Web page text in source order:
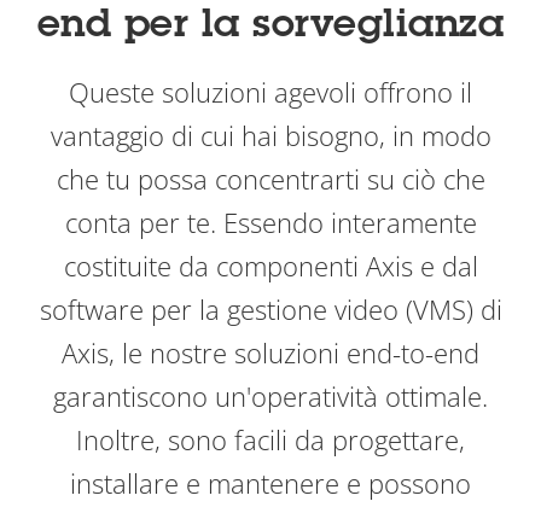
end per la sorveglianza
Queste soluzioni agevoli offrono il
vantaggio di cui hai bisogno, in modo
che tu possa concentrarti su ciò che
conta per te. Essendo interamente
costituite da componenti Axis e dal
software per la gestione video (VMS) di
Axis, le nostre soluzioni end-to-end
garantiscono un'operatività ottimale.
Inoltre, sono facili da progettare,
installare e mantenere e possono